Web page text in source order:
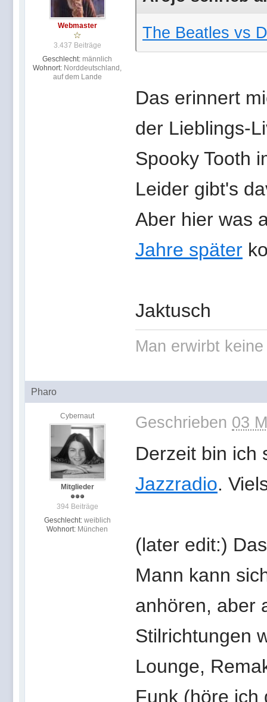
Webmaster
3.437 Beiträge
Geschlecht: männlich
Wohnort: Norddeutschland,
auf dem Lande
The Beatles vs
Das erinnert
der Lieblings-
Spooky Tooth
Leider gibt's
Aber hier was
Jahre später
Jaktusch
Man erwirbt
Pharo
Cybernaut
Mitglieder
394 Beiträge
Geschlecht: weiblich
Wohnort: München
Geschrieben 03
Derzeit bin ich
Jazzradio.
(later edit:)
Mann kann
anhören, aber
Stilrichtungen
Lounge,
Funk (höre ich